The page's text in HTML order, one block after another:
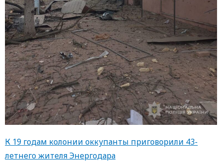
К 19 годам колонии оккупанты приговорили 43-
летнего жителя Энергодара